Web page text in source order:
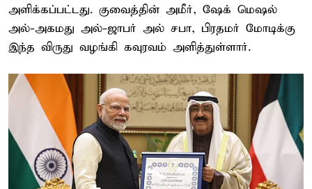
அளிக்கப்பட்டது. குவைத்தின் அமீர், ஷேக் மெஷல்
அல்-அகமது அல்-ஜாபர் அல் சபா, பிரதமர் மோடிக்கு
இந்த விருது வழங்கி கவுரவம் அளித்துள்ளார்.